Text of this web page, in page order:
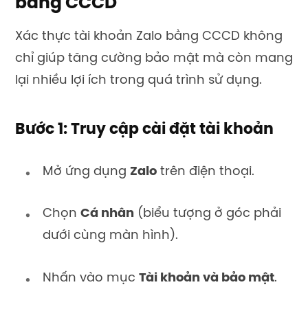
Xác thực tài khoản Zalo bằng CCCD không
chỉ giúp tăng cường bảo mật mà còn mang
lại nhiều lợi ích trong quá trình sử dụng.
Bước 1: Truy cập cài đặt tài khoản
Mở ứng dụng Zalo trên điện thoại.
Chọn Cá nhân (biểu tượng ở góc phải
dưới cùng màn hình).
Nhấn vào mục Tài khoản và bảo mật.